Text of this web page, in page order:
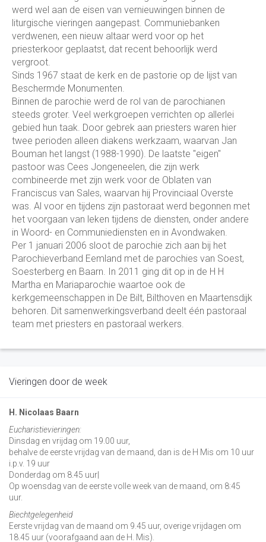
werd wel aan de eisen van vernieuwingen binnen de
liturgische vieringen aangepast. Communiebanken
verdwenen, een nieuw altaar werd voor op het
priesterkoor geplaatst, dat recent behoorlijk werd
vergroot.
Sinds 1967 staat de kerk en de pastorie op de lijst van
Beschermde Monumenten.
Binnen de parochie werd de rol van de parochianen
steeds groter. Veel werkgroepen verrichten op allerlei
gebied hun taak. Door gebrek aan priesters waren hier
twee perioden alleen diakens werkzaam, waarvan Jan
Bouman het langst (1988-1990). De laatste "eigen"
pastoor was Cees Jongeneelen, die zijn werk
combineerde met zijn werk voor de Oblaten van
Franciscus van Sales, waarvan hij Provinciaal Overste
was. Al voor en tijdens zijn pastoraat werd begonnen met
het voorgaan van leken tijdens de diensten, onder andere
in Woord- en Communiediensten en in Avondwaken.
Per 1 januari 2006 sloot de parochie zich aan bij het
Parochieverband Eemland met de parochies van Soest,
Soesterberg en Baarn. In 2011 ging dit op in de H H
Martha en Mariaparochie waartoe ook de
kerkgemeenschappen in De Bilt, Bilthoven en Maartensdijk
behoren. Dit samenwerkingsverband deelt één pastoraal
team met priesters en pastoraal werkers.
Vieringen door de week
H. Nicolaas Baarn
Eucharistievieringen:
Dinsdag en vrijdag om 19.00 uur,
behalve de eerste vrijdag van de maand, dan is de H Mis om 10 uur
i.p.v. 19 uur
Donderdag om 8.45 uur|
Op woensdag van de eerste volle week van de maand, om 8:45
uur.
Biechtgelegenheid
Eerste vrijdag van de maand om 9.45 uur, overige vrijdagen om
18.45 uur (voorafgaand aan de H. Mis).